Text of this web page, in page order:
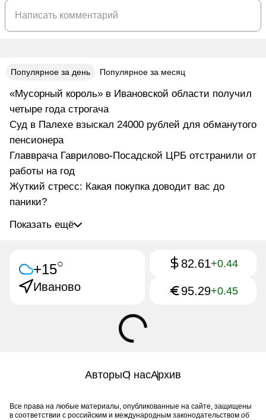
Популярное за день Популярное за месяц
«Мусорный король» в Ивановской области получил
четыре года строгача
Суд в Палехе взыскал 24000 рублей для обманутого
пенсионера
Главврача Гаврилово-Посадской ЦРБ отстранили от
работы на год
Жуткий стресс: Какая покупка доводит вас до
паники?
Показать ещё
+15○
Иваново
82.61+0.44
95.29+0.45
АвторыО насАрхив
Все права на любые материалы, опубликованные на сайте, защищены
в соответствии с российским и международным законодательством об